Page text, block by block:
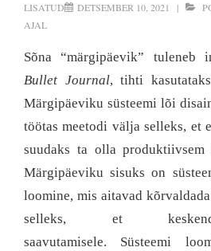
LISATUD DETSEMBER 10, 2021
AJAL
Sõna “märgipäevik” tuleneb
Bullet Journal, tihti
Märgipäeviku süsteemi lõi
töötas meetodi välja selleks, et
suudaks ta olla produktiivsem
Märgipäeviku sisuks on
loomine, mis aitavad
selleks, et
saavutamisele. Süsteemi